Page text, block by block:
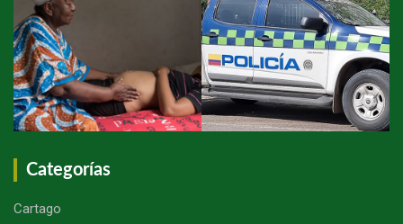
Categorías
Cartago